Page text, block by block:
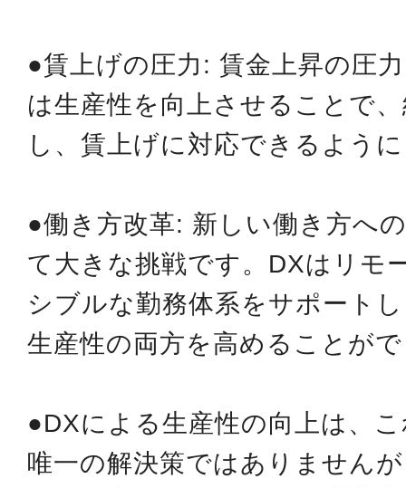
●賃上げの圧力: 賃金上昇の圧
は生産性を向上させることで
し、賃上げに対応できるよう
●働き方改革: 新しい働き方へ
て大きな挑戦です。DXはリモ
シブルな勤務体系をサポート
生産性の両方を高めることが
●DXによる生産性の向上は、
唯一の解決策ではありません